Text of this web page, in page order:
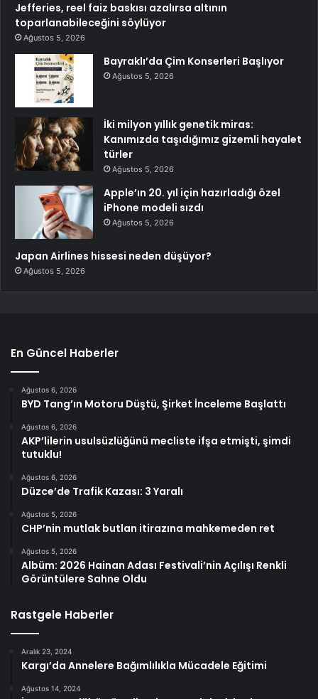
Jefferies, reel faiz baskısı azalırsa altının
toparlanabileceğini söylüyor
Ağustos 5, 2026
Bayraklı’da Çim Konserleri Başlıyor
Ağustos 5, 2026
İki milyon yıllık genetik miras:
Kanımızda taşıdığımız gizemli hayalet
türler
Ağustos 5, 2026
Apple’ın 20. yıl için hazırladığı özel
iPhone modeli sızdı
Ağustos 5, 2026
Japan Airlines hissesi neden düşüyor?
Ağustos 5, 2026
En Güncel Haberler
Ağustos 6, 2026
BYD Tang’ın Motoru Düştü, Şirket İnceleme Başlattı
Ağustos 6, 2026
AKP’lilerin usulsüzlüğünü mecliste ifşa etmişti, şimdi
tutuklu!
Ağustos 6, 2026
Düzce’de Trafik Kazası: 3 Yaralı
Ağustos 5, 2026
CHP’nin mutlak butlan itirazına mahkemeden ret
Ağustos 5, 2026
Albüm: 2026 Hainan Adası Festivali’nin Açılışı Renkli
Görüntülere Sahne Oldu
Rastgele Haberler
Aralık 23, 2024
Kargı’da Annelere Bağımlılıkla Mücadele Eğitimi
Ağustos 14, 2024